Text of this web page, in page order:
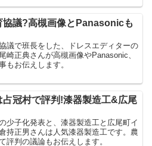
協議?高槻画像とPanasonicも
議で班長をした、ドレスエディターの
崎正典さんが高槻画像やPanasonic、
もお伝えします。
冠村で評判!漆器製造工&広尾
少子化発表と、漆器製造工と広尾町イ
持正男さんは人気漆器製造工です。農
評判の議論もお伝えします。